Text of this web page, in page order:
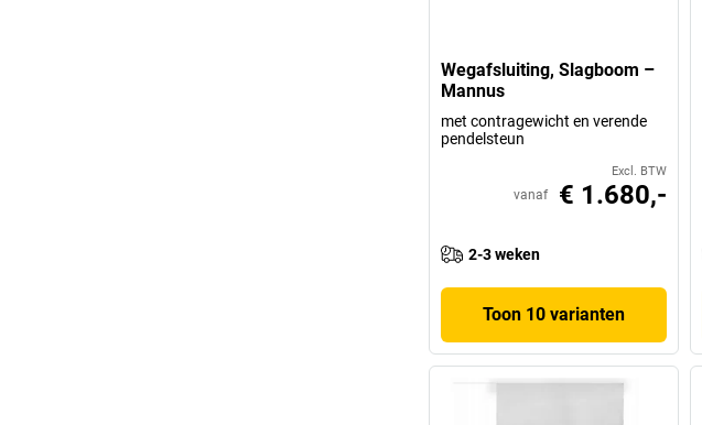
Wegafsluiting, Slagboom –
Mannus
met contragewicht en verende
pendelsteun
Excl. BTW
vanaf € 1.680,-
2-3 weken
Toon 10 varianten